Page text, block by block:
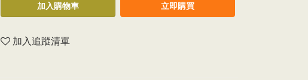
加入購物車 立即購買
加入追蹤清單